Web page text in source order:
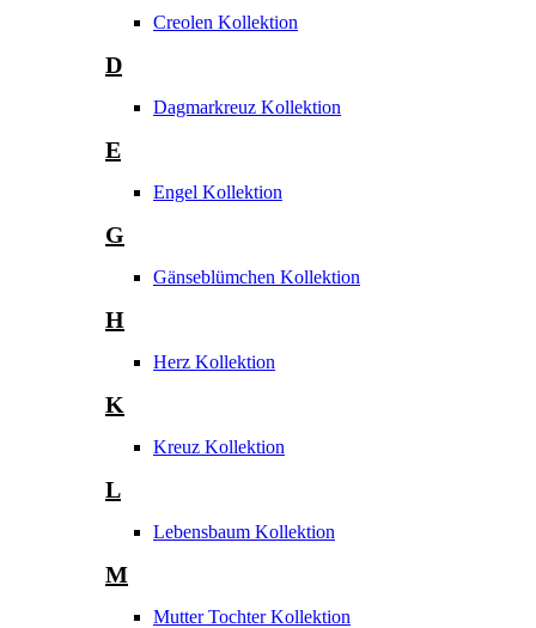
Creolen Kollektion
D
Dagmarkreuz Kollektion
E
Engel Kollektion
G
Gänseblümchen Kollektion
H
Herz Kollektion
K
Kreuz Kollektion
L
Lebensbaum Kollektion
M
Mutter Tochter Kollektion